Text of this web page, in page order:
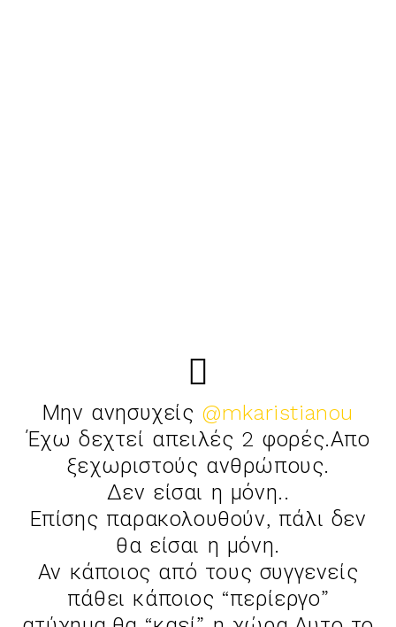
Μην ανησυχείς @mkaristianou
Έχω δεχτεί απειλές 2 φορές.Απο
ξεχωριστούς ανθρώπους.
Δεν είσαι η μόνη..
Επίσης παρακολουθούν, πάλι δεν
θα είσαι η μόνη.
Αν κάποιος από τους συγγενείς
πάθει κάποιος “περίεργο”